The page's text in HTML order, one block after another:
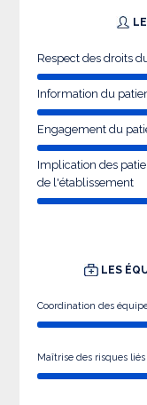
Respect des droits
Information du
Engagement du
Implication des
de l'établissement
LES
Coordination des
Maîtrise des risques